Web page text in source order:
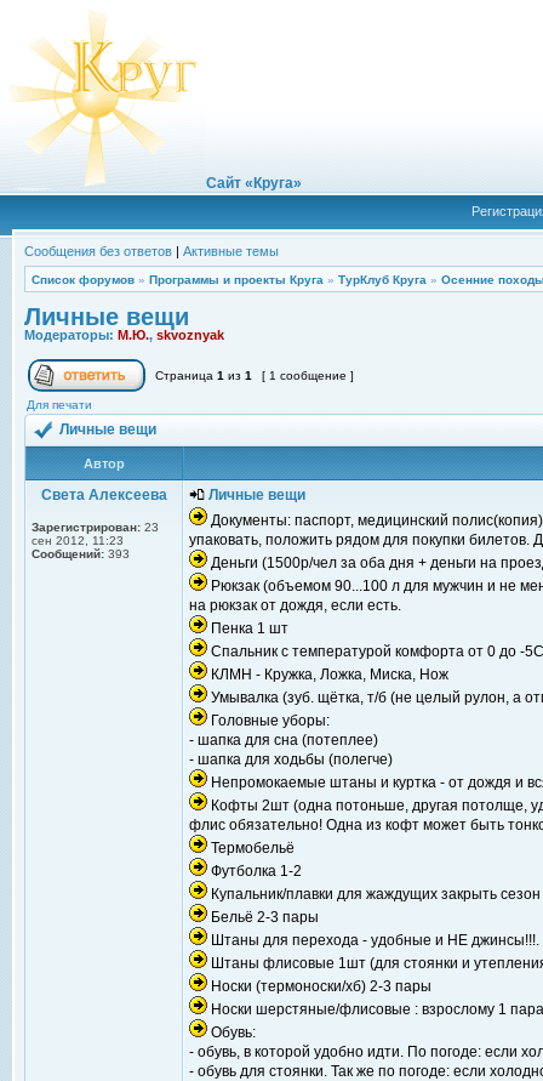
Сайт «Круга»
Сообщения без ответов | Активные темы
Список форумов » Программы и проекты Круга » ТурКлуб Круга » Осенние
Личные вещи
Модераторы: М.Ю., skvoznyak
Страница 1 из 1 [ 1 сообщение ]
Для печати
Личные вещи
Автор
Света Алексеева
Зарегистрирован: 23
сен 2012, 11:23
Сообщений: 393
Личные вещи
Документы: паспорт, медицинский
упаковать, положить рядом для покупки
Деньги (1500р/чел за оба дня + деньги на
Рюкзак (объемом 90...100 л для мужчин и не
на рюкзак от дождя, если есть.
Пенка 1 шт
Спальник с температурой комфорта от 0 до -5С
КЛМН - Кружка, Ложка, Миска, Нож
Умывалка (зуб. щётка, т/б (не целый рулон, а
Головные уборы:
- шапка для сна (потеплее)
- шапка для ходьбы (полегче)
Непромокаемые штаны и куртка - от дождя и
Кофты 2шт (одна потоньше, другая потолще,
флис обязательно! Одна из кофт может быть
Термобельё
Футболка 1-2
Купальник/плавки для жаждущих закрыть сезон
Бельё 2-3 пары
Штаны для перехода - удобные и НЕ джинсы!!!.
Штаны флисовые 1шт (для стоянки и
Носки (термоноски/хб) 2-3 пары
Носки шерстяные/флисовые : взрослому 1
Обувь:
- обувь, в которой удобно идти. По погоде: если
- обувь для стоянки. Так же по погоде: если